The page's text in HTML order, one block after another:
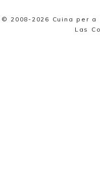
© 2008-2026 Cuina per a
Las